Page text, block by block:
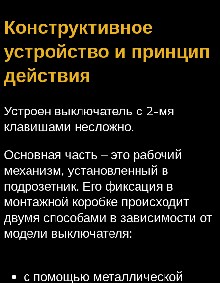
Конструктивное
устройство и принцип
действия
Устроен выключатель с 2-мя
клавишами несложно.
Основная часть – это рабочий
механизм, установленный в
подрозетник. Его фиксация в
монтажной коробке происходит
двумя способами в зависимости от
модели выключателя:
с помощью металлической